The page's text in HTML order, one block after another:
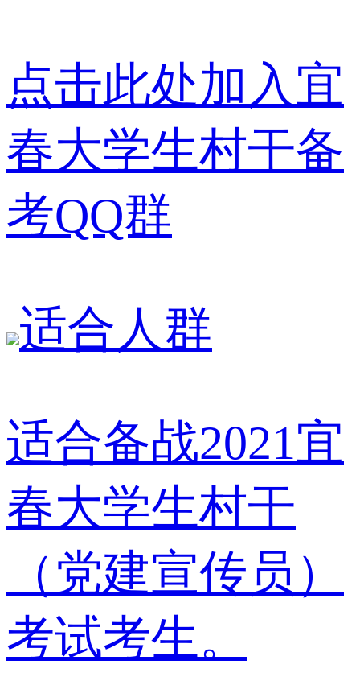
点击此处加入宜
春大学生村干备
考QQ群
适合人群
适合备战2021宜
春大学生村干
（党建宣传员）
考试考生。